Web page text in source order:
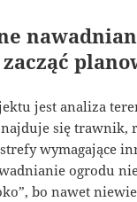
zacząć
jest analiza
się trawnik,
wymagające
ogrodu
bo nawet